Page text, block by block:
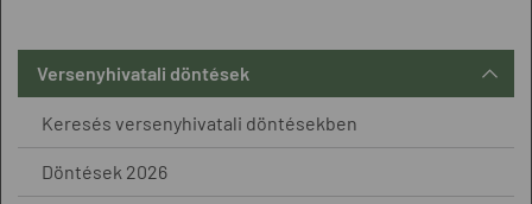
Versenyhivatali döntések
Keresés versenyhivatali döntésekben
Döntések 2026